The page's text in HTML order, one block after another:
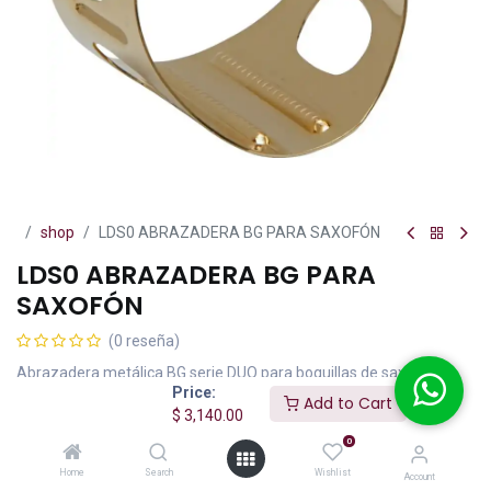
Price:
$ 3,140.00
Add to Cart
Home Search
0
Wishlist Account
shop LDS0 ABRAZADERA BG PARA SAXOFÓN
LDS0 ABRAZADERA BG PARA
SAXOFÓN
(0 reseña)
Abrazadera metálica BG serie DUO para boquillas de saxofón
soprano curvo de Ebonite en laca dorada con tornillo sencillo y
montura atornillada en color rojo incluye sistema de contacto por
3,140.00